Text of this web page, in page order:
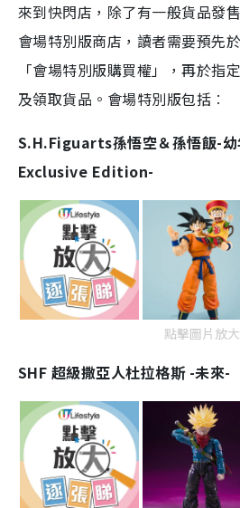
來到快閃店，除了有一般貨品發
會場特別版商店，讀者需要預先
「會場特別版購買權」，再於指
及領取貨品。會場特別版包括︰
S.H.Figuarts孫悟空＆孫悟飯-
Exclusive Edition-
點擊圖片放大
SHF 超級撒亞人杜拉格斯 -未來-